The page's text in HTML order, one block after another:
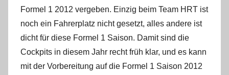
Formel 1 2012 vergeben. Einzig beim Team HRT ist
noch ein Fahrerplatz nicht gesetzt, alles andere ist
dicht für diese Formel 1 Saison. Damit sind die
Cockpits in diesem Jahr recht früh klar, und es kann
mit der Vorbereitung auf die Formel 1 Saison 2012